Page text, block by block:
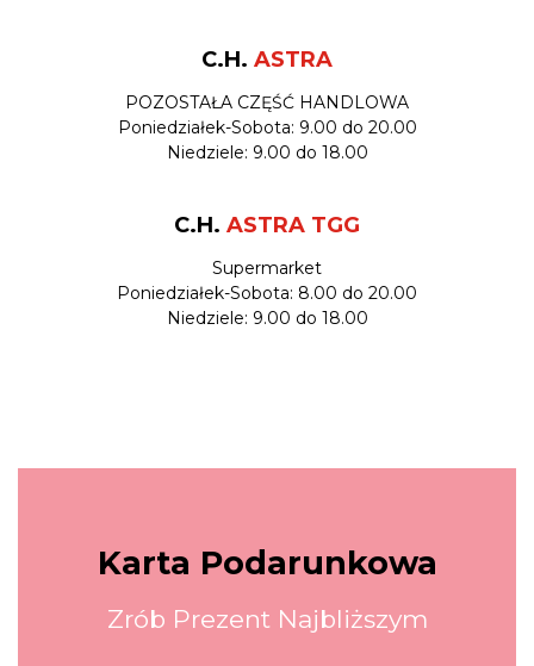
C.H. ASTRA
POZOSTAŁA CZĘŚĆ HANDLOWA
Poniedziałek-Sobota: 9.00 do 20.00
Niedziele: 9.00 do 18.00
C.H. ASTRA TGG
Supermarket
Poniedziałek-Sobota: 8.00 do 20.00
Niedziele: 9.00 do 18.00
Karta Podarunkowa
Zrób Prezent Najbliższym